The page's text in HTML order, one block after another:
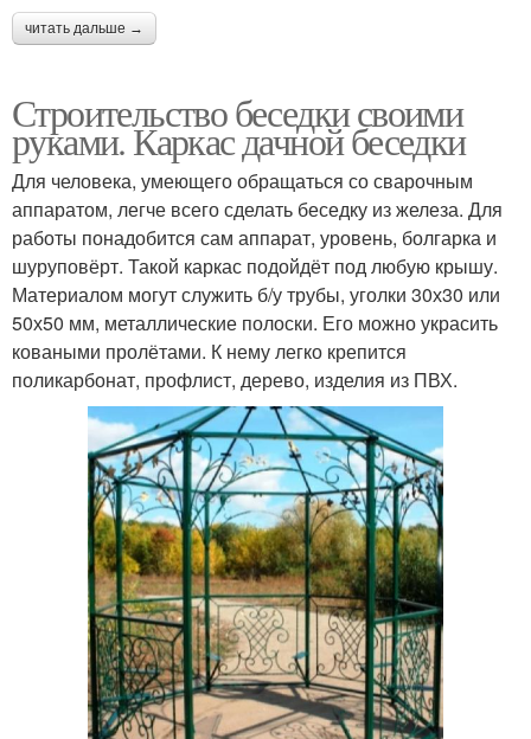
читать дальше →
Строительство беседки своими
руками. Каркас дачной беседки
Для человека, умеющего обращаться со сварочным
аппаратом, легче всего сделать беседку из железа. Для
работы понадобится сам аппарат, уровень, болгарка и
шуруповёрт. Такой каркас подойдёт под любую крышу.
Материалом могут служить б/у трубы, уголки 30х30 или
50х50 мм, металлические полоски. Его можно украсить
коваными пролётами. К нему легко крепится
поликарбонат, профлист, дерево, изделия из ПВХ.